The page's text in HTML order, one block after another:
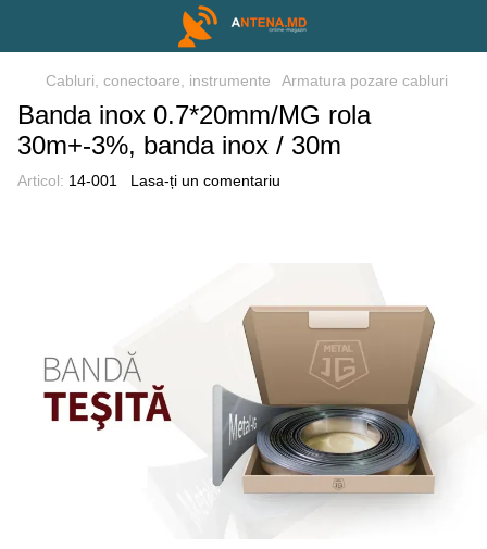
Cabluri, conectoare, instrumente Armatura pozare cabluri
Banda inox 0.7*20mm/MG rola
30m+-3%, banda inox / 30m
Articol: 14-001 Lasa-ți un comentariu